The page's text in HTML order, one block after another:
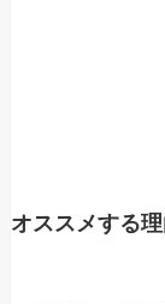
オススメする